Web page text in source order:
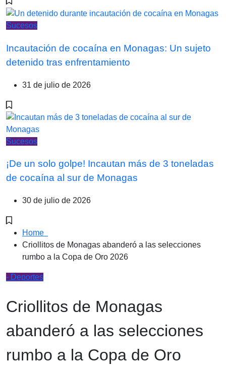
Sucesos
Incautación de cocaína en Monagas: Un sujeto
detenido tras enfrentamiento
31 de julio de 2026
Sucesos
¡De un solo golpe! Incautan más de 3 toneladas
de cocaína al sur de Monagas
30 de julio de 2026
Home
Criollitos de Monagas abanderó a las selecciones
rumbo a la Copa de Oro 2026
- Deportes
Criollitos de Monagas
abanderó a las selecciones
rumbo a la Copa de Oro